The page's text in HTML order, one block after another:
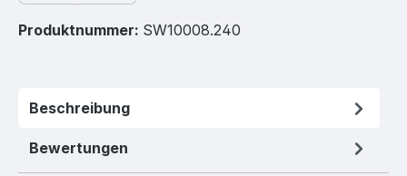
Produktnummer: SW10008.240
Beschreibung
Bewertungen